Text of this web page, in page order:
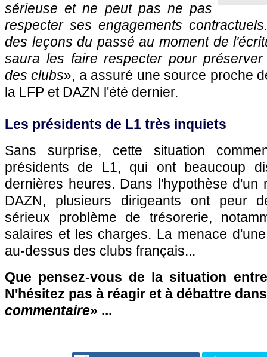
sérieuse et ne peut pas ne pas
respecter ses engagements
des leçons du passé au moment de
saura les faire respecter pour
des clubs», a assuré une source proche
la LFP et DAZN l'été dernier.
Les présidents de L1 très inquiets
Sans surprise, cette situation
présidents de L1, qui ont beaucoup
dernières heures. Dans l'hypothèse d'un
DAZN, plusieurs dirigeants ont peur
sérieux problème de trésorerie,
salaires et les charges. La menace
au-dessus des clubs français...
Que pensez-vous de la situation
N'hésitez pas à réagir et à débattre
commentaire» ...